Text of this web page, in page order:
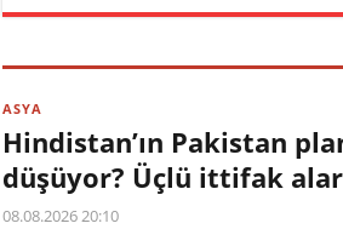
ASYA
Hindistan’ın Pakistan
düşüyor? Üçlü ittifak
08.08.2026 20:10